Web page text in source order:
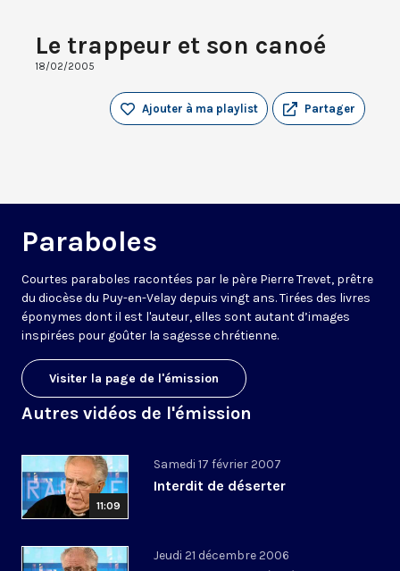
Le trappeur et son canoé
18/02/2005
Partager
Ajouter à ma playlist
Paraboles
Courtes paraboles racontées par le père Pierre Trevet, prêtre
du diocèse du Puy-en-Velay depuis vingt ans. Tirées des livres
éponymes dont il est l'auteur, elles sont autant d’images
inspirées pour goûter la sagesse chrétienne.
Visiter la page de l'émission
Autres vidéos de l'émission
11:09
Samedi 17 février 2007
Interdit de déserter
Jeudi 21 décembre 2006